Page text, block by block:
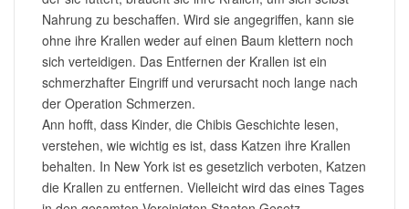
Nahrung zu beschaffen. Wird sie angegriffen, kann sie
ohne ihre Krallen weder auf einen Baum klettern noch
sich verteidigen. Das Entfernen der Krallen ist ein
schmerzhafter Eingriff und verursacht noch lange nach
der Operation Schmerzen.
Ann hofft, dass Kinder, die Chibis Geschichte lesen,
verstehen, wie wichtig es ist, dass Katzen ihre Krallen
behalten. In New York ist es gesetzlich verboten, Katzen
die Krallen zu entfernen. Vielleicht wird das eines Tages